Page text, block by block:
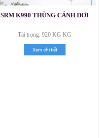
SRM K990 THÙNG CÁNH DƠI
Tải trọng: 920 KG KG
Xem chi tiết